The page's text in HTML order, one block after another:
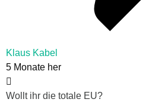
Klaus Kabel
5 Monate her
Wollt ihr die totale EU?